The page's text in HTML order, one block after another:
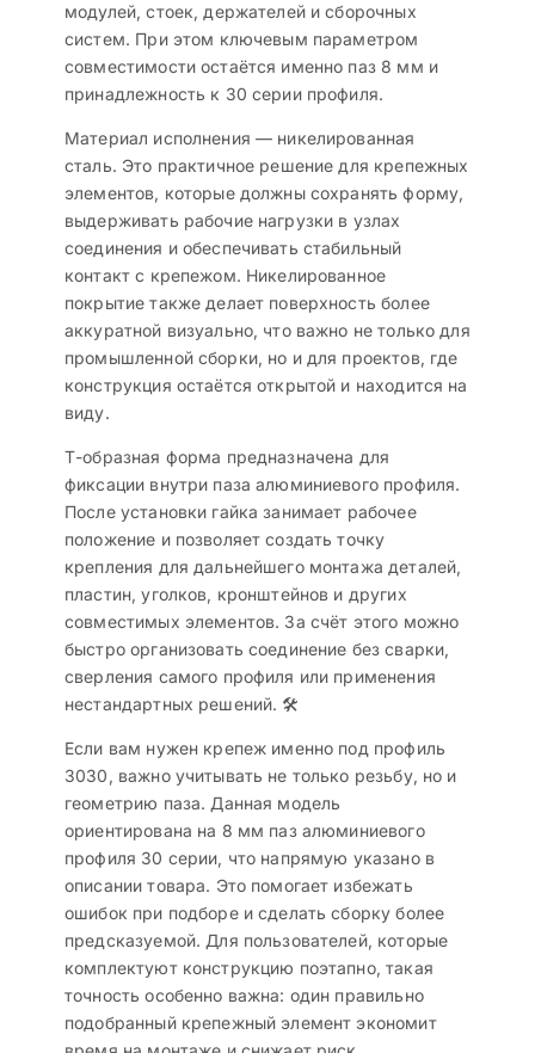
модулей, стоек, держателей и сборочных
систем. При этом ключевым параметром
совместимости остаётся именно паз 8 мм и
принадлежность к 30 серии профиля.
Материал исполнения — никелированная
сталь. Это практичное решение для крепежных
элементов, которые должны сохранять форму,
выдерживать рабочие нагрузки в узлах
соединения и обеспечивать стабильный
контакт с крепежом. Никелированное
покрытие также делает поверхность более
аккуратной визуально, что важно не только для
промышленной сборки, но и для проектов, где
конструкция остаётся открытой и находится на
виду.
Т-образная форма предназначена для
фиксации внутри паза алюминиевого профиля.
После установки гайка занимает рабочее
положение и позволяет создать точку
крепления для дальнейшего монтажа деталей,
пластин, уголков, кронштейнов и других
совместимых элементов. За счёт этого можно
быстро организовать соединение без сварки,
сверления самого профиля или применения
нестандартных решений. 🛠️
Если вам нужен крепеж именно под профиль
3030, важно учитывать не только резьбу, но и
геометрию паза. Данная модель
ориентирована на 8 мм паз алюминиевого
профиля 30 серии, что напрямую указано в
описании товара. Это помогает избежать
ошибок при подборе и сделать сборку более
предсказуемой. Для пользователей, которые
комплектуют конструкцию поэтапно, такая
точность особенно важна: один правильно
подобранный крепежный элемент экономит